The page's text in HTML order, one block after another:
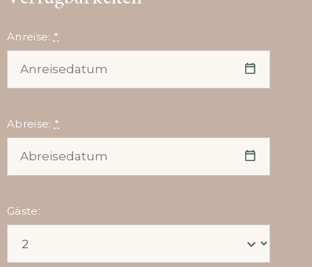
Anreise: *
Abreise: *
Gäste: